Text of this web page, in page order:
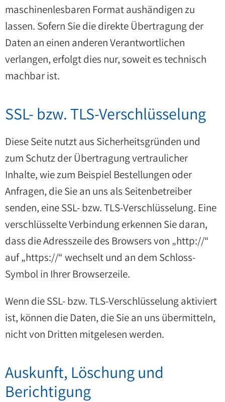
maschinenlesbaren Format aushändigen zu
lassen. Sofern Sie die direkte Übertragung der
Daten an einen anderen Verantwortlichen
verlangen, erfolgt dies nur, soweit es technisch
machbar ist.
SSL- bzw. TLS-Verschlüsselung
Diese Seite nutzt aus Sicherheitsgründen und
zum Schutz der Übertragung vertraulicher
Inhalte, wie zum Beispiel Bestellungen oder
Anfragen, die Sie an uns als Seitenbetreiber
senden, eine SSL- bzw. TLS-Verschlüsselung. Eine
verschlüsselte Verbindung erkennen Sie daran,
dass die Adresszeile des Browsers von „http://“
auf „https://“ wechselt und an dem Schloss-
Symbol in Ihrer Browserzeile.
Wenn die SSL- bzw. TLS-Verschlüsselung aktiviert
ist, können die Daten, die Sie an uns übermitteln,
nicht von Dritten mitgelesen werden.
Auskunft, Löschung und
Berichtigung